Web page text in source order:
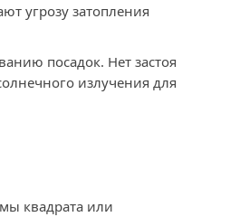
угрозу затопления
посадок. Нет застоя
излучения для
квадрата или